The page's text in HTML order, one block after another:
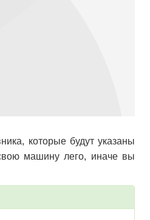
которые будут указаны
машину лего, иначе вы